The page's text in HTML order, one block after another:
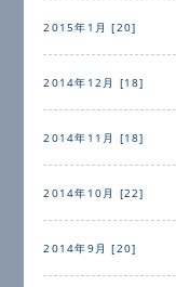
2015年1月 [20]
2014年12月 [18]
2014年11月 [18]
2014年10月 [22]
2014年9月 [20]